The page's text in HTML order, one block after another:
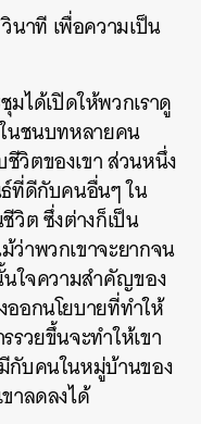
นาที เพื่อความเป็น
ได้เปิดให้พวกเราดู
นชนบทหลายคน
วิตของเขา ส่วนหนึ่ง
ที่ดีกับคนอื่นๆ ใน
วิต ซึ่งต่างก็เป็น
ว่าพวกเขาจะยากจน
นใจความสำคัญของ
ออกนโยบายที่ทำให้
วยขึ้นจะทำให้เขา
กับคนในหมู่บ้านของ
าลดลงได้